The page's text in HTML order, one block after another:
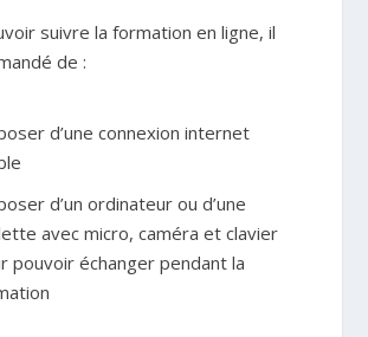
suivre la formation en ligne, il
de :
d’une connexion internet
d’un ordinateur ou d’une
avec micro, caméra et clavier
pouvoir échanger pendant la